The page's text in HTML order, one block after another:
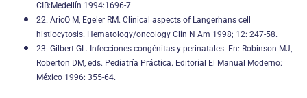
CIB:Medellín 1994:1696-7
22. AricO M, Egeler RM. Clinical aspects of Langerhans cell
histiocytosis. Hematology/oncology Clin N Am 1998; 12: 247-58.
23. Gilbert GL. Infecciones congénitas y perinatales. En: Robinson MJ,
Roberton DM, eds. Pediatría Práctica. Editorial El Manual Moderno:
México 1996: 355-64.